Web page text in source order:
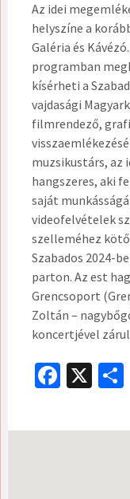
Az idei
helyszíne a
Galéria és
programban
kísérheti a
vajdasági
filmrendező,
muzsikustárs, az
hangszeres, aki
saját
videofelvételek
szelleméhez
Szabados 2024-
parton. Az est
Grencsoport
Zoltán –
koncertjével
Fa
b
X